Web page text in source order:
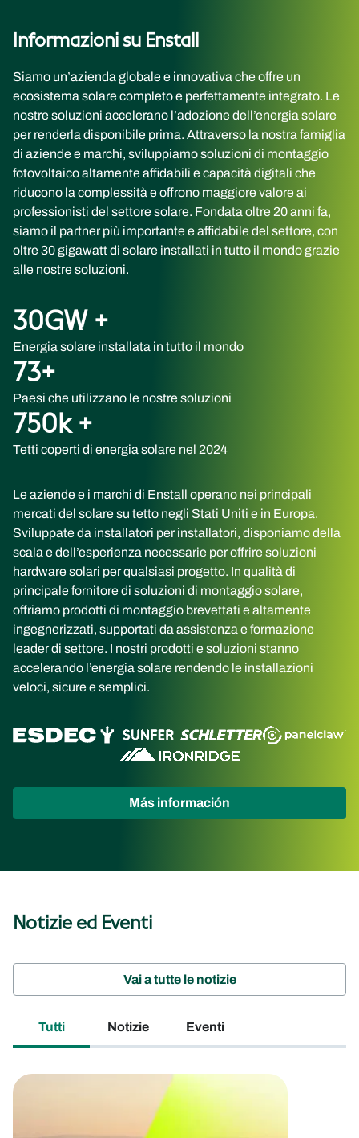
Informazioni su Enstall
Siamo un’azienda globale e innovativa che offre un
ecosistema solare completo e perfettamente integrato. Le
nostre soluzioni accelerano l’adozione dell’energia solare
per renderla disponibile prima. Attraverso la nostra famiglia
di aziende e marchi, sviluppiamo soluzioni di montaggio
fotovoltaico altamente affidabili e capacità digitali che
riducono la complessità e offrono maggiore valore ai
professionisti del settore solare. Fondata oltre 20 anni fa,
siamo il partner più importante e affidabile del settore, con
oltre 30 gigawatt di solare installati in tutto il mondo grazie
alle nostre soluzioni.
30GW +
Energia solare installata in tutto il mondo
73+
Paesi che utilizzano le nostre soluzioni
750k +
Tetti coperti di energia solare nel 2024
Le aziende e i marchi di Enstall operano nei principali
mercati del solare su tetto negli Stati Uniti e in Europa.
Sviluppate da installatori per installatori, disponiamo della
scala e dell’esperienza necessarie per offrire soluzioni
hardware solari per qualsiasi progetto. In qualità di
principale fornitore di soluzioni di montaggio solare,
offriamo prodotti di montaggio brevettati e altamente
ingegnerizzati, supportati da assistenza e formazione
leader di settore. I nostri prodotti e soluzioni stanno
accelerando l’energia solare rendendo le installazioni
veloci, sicure e semplici.
Más información
in
Notizie ed Eventi
Vai a tutte le notizie
Tutti Notizie Eventi